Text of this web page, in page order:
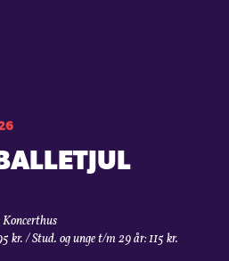
Koncerthus
kr. / Stud. og unge t/m 29 år: 115 kr.